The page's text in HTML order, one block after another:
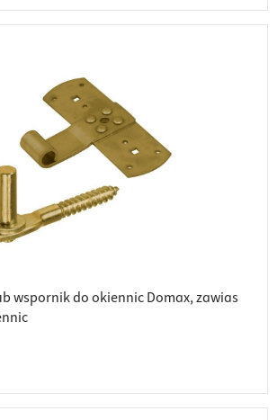
wspornik do okiennic Domax, zawias